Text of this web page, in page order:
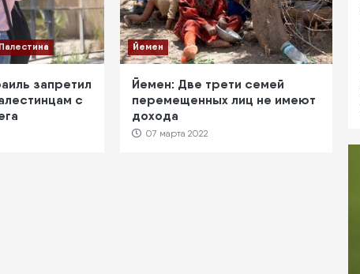
запретил
с
Йемен
Йемен: Две трети семей
перемещенных лиц не имеют
дохода
07 марта 2022